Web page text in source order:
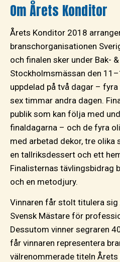
Om Årets Konditor
Årets Konditor 2018
branschorganisationen
och finalen sker under Bak-
Stockholmsmässan den
uppdelad på två dagar –
sex timmar andra dagen.
publik som kan följa med
finaldagarna – och de fyra
med arbetad dekor, tre
en tallriksdessert och ett
Finalisternas tävlingsbidrag
och en metodjury.
Vinnaren får stolt titulera
Svensk Mästare för
Dessutom vinner segraren
får vinnaren representera
välrenommerade titeln